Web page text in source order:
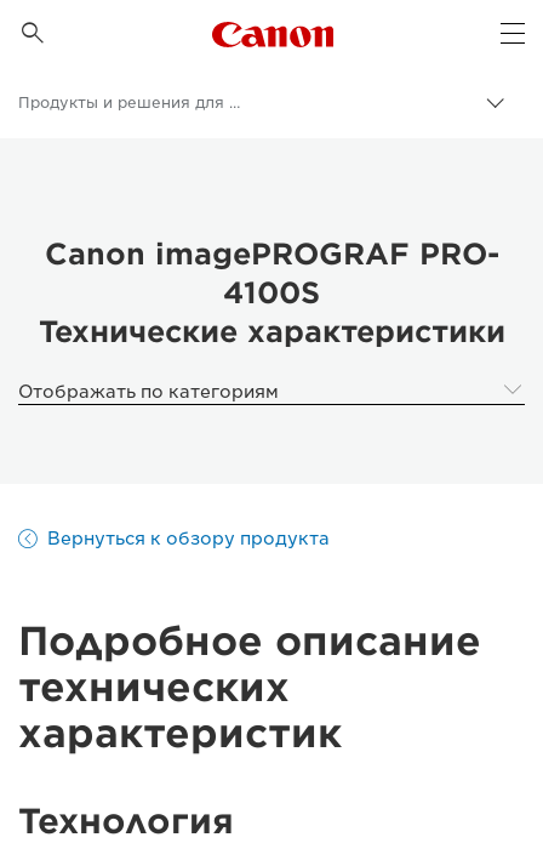

Canon Logo, back to
Продукты и решения для бизнеса
Canon imagePROGRAF PRO-
4100S
Технические характеристики
Отображать по категориям
Вернуться к обзору продукта
Подробное описание
технических
характеристик
Технология